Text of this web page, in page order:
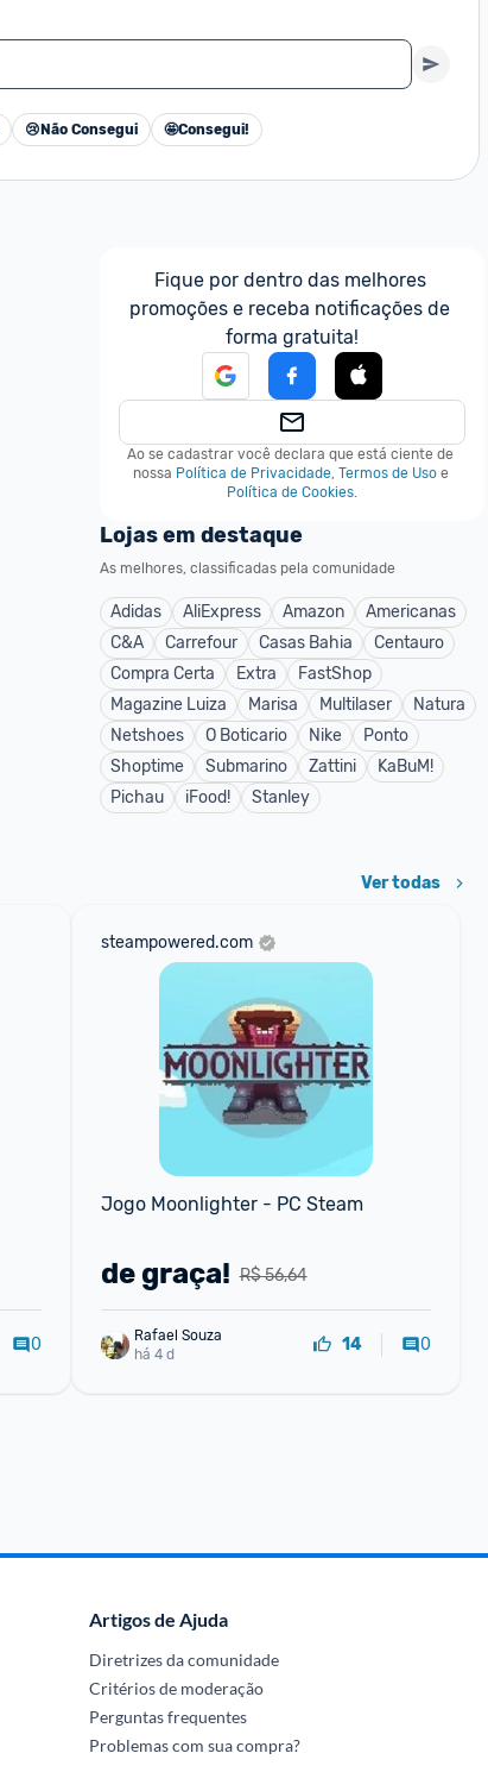
😢 Não Consegui 🤩Consegui!
Fique por dentro das melhores
promoções e receba notificações de
forma gratuita!
Ao se cadastrar você declara que está ciente de
nossa Política de Privacidade, Termos de Uso e
Política de Cookies.
Lojas em destaque
As melhores, classificadas pela comunidade
Adidas AliExpress Amazon
Americanas
C&A
Carrefour Casas Bahia
Centauro
Compra Certa
Extra
FastShop
Magazine Luiza
Marisa Multilaser
Natura
Netshoes
O Boticario Nike
Ponto
Shoptime
Submarino Zattini
KaBuM!
Pichau
iFood! Stanley
Ver todas
0
steampowered.com
Jogo Moonlighter - PC Steam
R$ 56,64
de graça!
Rafael Souza
há 4 d
14 0
Artigos de Ajuda
Diretrizes da comunidade
Critérios de moderação
Perguntas frequentes
Problemas com sua compra?